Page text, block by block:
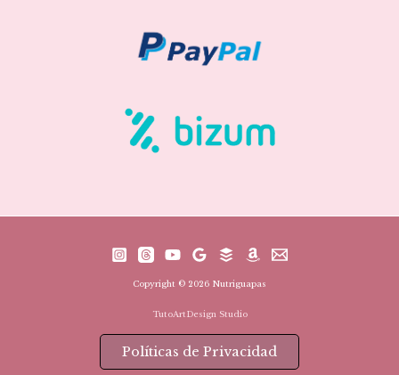
Copyright © 2026 Nutriguapas
TutoArtDesign Studio
Políticas de Privacidad